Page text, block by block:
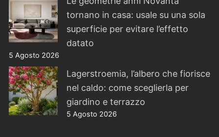
tornano in casa: usale su una sola
superficie per evitare l’effetto
datato
5 Agosto 2026
Lagerstroemia, l’albero che fiorisce
nel caldo: come sceglierla per
giardino e terrazzo
5 Agosto 2026